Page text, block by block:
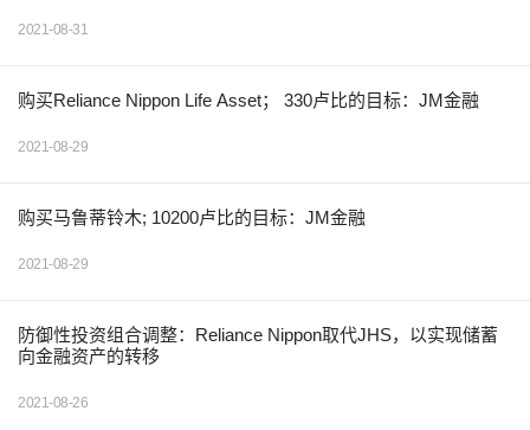
2021-08-31
购买Reliance Nippon Life Asset； 330卢比的目标：JM金融
2021-08-29
购买马鲁蒂铃木; 10200卢比的目标：JM金融
2021-08-29
防御性投资组合调整：Reliance Nippon取代JHS，以实现储蓄
向金融资产的转移
2021-08-26